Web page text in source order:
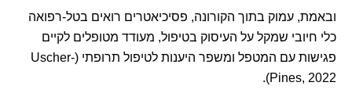
ובאמת, עמוק בתוך הקורונה, פסיכיאטרים רואים בטל-רפואה
כלי חיובי שמקל על העיסוק בטיפול, מעודד מטופלים לקיים
פגישות עם המטפל ומשפר היענות לטיפול תרופתי (Uscher-
Pines, 2022).